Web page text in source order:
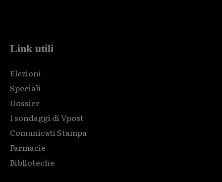
Link utili
Elezioni
Speciali
Dossier
I sondaggi di Vpost
Comunicati Stampa
Farmacie
Biblioteche